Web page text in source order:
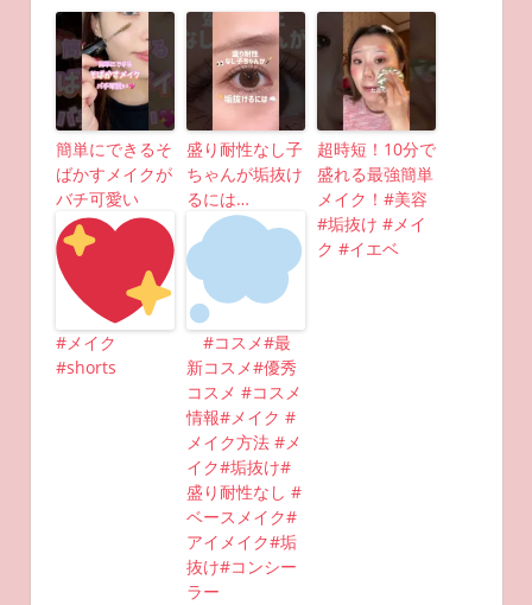
簡単にできるそ
ばかすメイクが
バチ可愛い
#メイク
#shorts
盛り耐性なし子
ちゃんが垢抜け
るには…
#コスメ#最
新コスメ#優秀
コスメ #コスメ
情報#メイク #
メイク方法 #メ
イク#垢抜け#
盛り耐性なし #
ベースメイク#
アイメイク#垢
抜け#コンシー
ラー
超時短！10分で
盛れる最強簡単
メイク！#美容
#垢抜け #メイ
ク #イエベ